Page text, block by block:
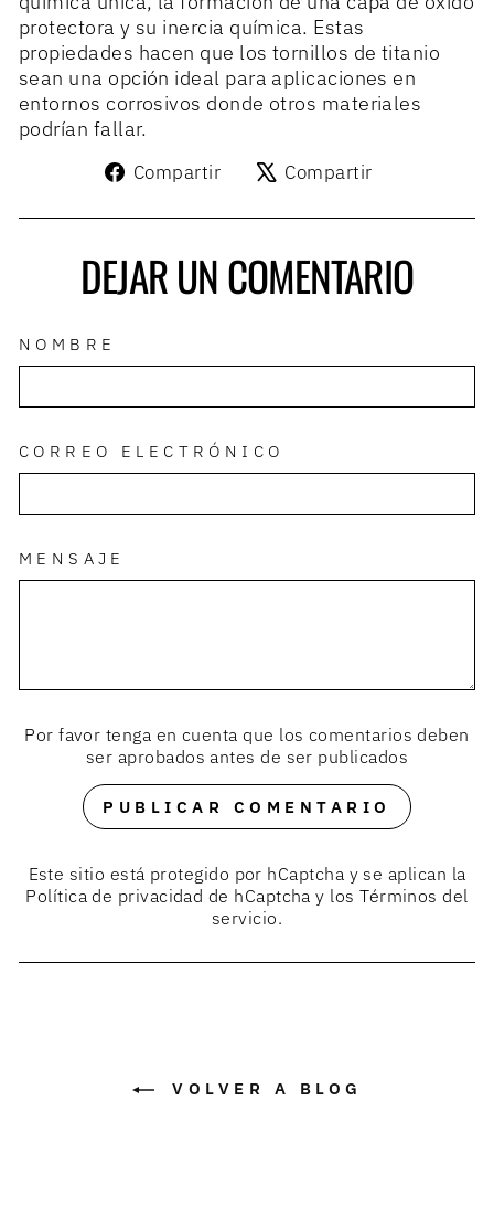
protectora y su inercia química. Estas
propiedades hacen que los tornillos de titanio
sean una opción ideal para aplicaciones en
entornos corrosivos donde otros materiales
podrían fallar.
Compartir
Compartir
Facebook
Compartir
X
DEJAR UN COMENTARIO
NOMBRE
CORREO ELECTRÓNICO
MENSAJE
Por favor tenga en cuenta que los comentarios deben
ser aprobados antes de ser publicados
PUBLICAR COMENTARIO
Este sitio está protegido por hCaptcha y se aplican la
Política de privacidad de hCaptchay losTérminos del
servicio.
VOLVER A BLOG